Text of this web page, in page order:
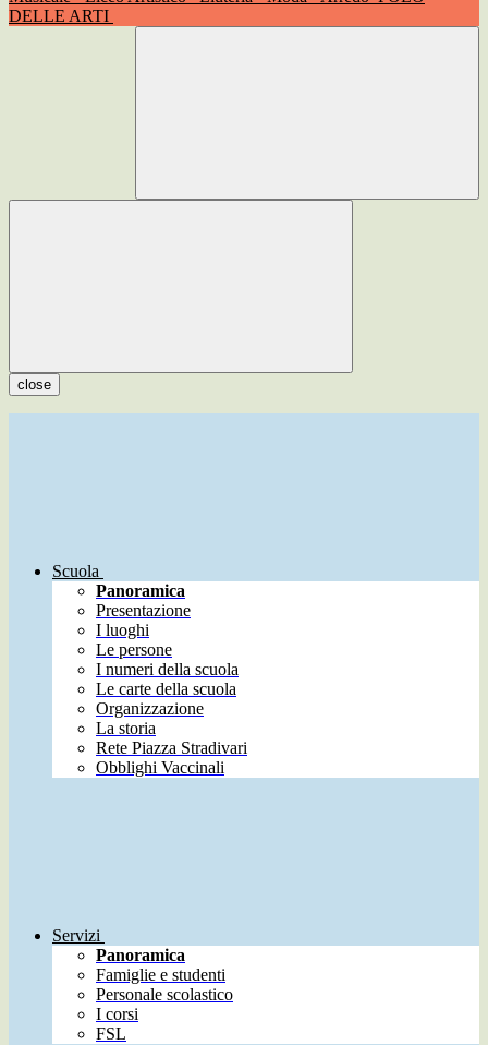
DELLE ARTI
close
Scuola
Panoramica
Presentazione
I luoghi
Le persone
I numeri della scuola
Le carte della scuola
Organizzazione
La storia
Rete Piazza Stradivari
Obblighi Vaccinali
Servizi
Panoramica
Famiglie e studenti
Personale scolastico
I corsi
FSL